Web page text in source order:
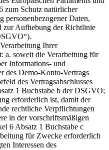
zum Schutz natürlicher
personenbezogener Daten,
zur Aufhebung der Richtlinie
Ihrer
a. soweit die Verarbeitung für
Informations- und
des Demo-Konto-Vertrags
des Vertragsabschlusses
1 Buchstabe b der DSGVO;
erforderlich ist, damit der
rechtliche Verpflichtungen
in der vorschriftsmäßigen
6 Absatz 1 Buchstabe c
für Zwecke erforderlich
Interessen des